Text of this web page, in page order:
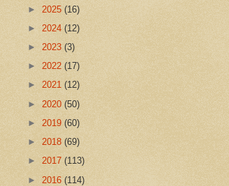
► 2025 (16)
► 2024 (12)
► 2023 (3)
► 2022 (17)
► 2021 (12)
► 2020 (50)
► 2019 (60)
► 2018 (69)
► 2017 (113)
► 2016 (114)